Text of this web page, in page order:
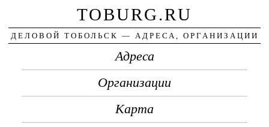
TOBURG.RU
ДЕЛОВОЙ ТОБОЛЬСК — АДРЕСА, ОРГАНИЗАЦИИ
Адреса
Организации
Карта